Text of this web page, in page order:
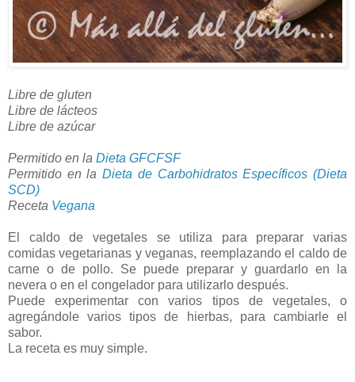
Libre de gluten
Libre de lácteos
Libre de azúcar
Permitido en la Dieta GFCFSF
Permitido en laDieta de Carbohidratos Específicos (Dieta
SCD)
Receta Vegana
El caldo de vegetales se utiliza para preparar varias
comidas vegetarianas y veganas, reemplazando el caldo de
carne o de pollo. Se puede preparar y guardarlo en la
nevera o en el congelador para utilizarlo después.
Puede experimentar con varios tipos de vegetales, o
agregándole varios tipos de hierbas, para cambiarle el
sabor.
La receta es muy simple.